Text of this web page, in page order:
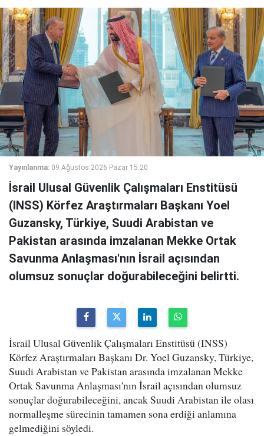
Yayınlanma: 09 Ağustos 2026 Pazar 15:20
İsrail Ulusal Güvenlik Çalışmaları Enstitüsü
(INSS) Körfez Araştırmaları Başkanı Yoel
Guzansky, Türkiye, Suudi Arabistan ve
Pakistan arasında imzalanan Mekke Ortak
Savunma Anlaşması'nın İsrail açısından
olumsuz sonuçlar doğurabileceğini belirtti.
İsrail Ulusal Güvenlik Çalışmaları Enstitüsü (INSS)
Körfez Araştırmaları Başkanı Dr. Yoel Guzansky, Türkiye,
Suudi Arabistan ve Pakistan arasında imzalanan Mekke
Ortak Savunma Anlaşması'nın İsrail açısından olumsuz
sonuçlar doğurabileceğini, ancak Suudi Arabistan ile olası
normalleşme sürecinin tamamen sona erdiği anlamına
gelmediğini söyledi.